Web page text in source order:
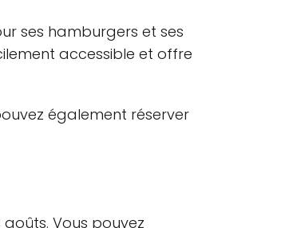
ses hamburgers et ses
accessible et offre
également réserver
Vous pouvez